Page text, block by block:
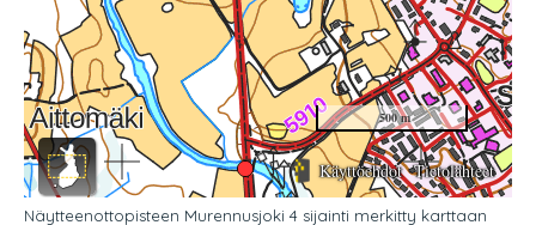
Näytteenottopisteen Murennusjoki 4 sijainti merkitty karttaan